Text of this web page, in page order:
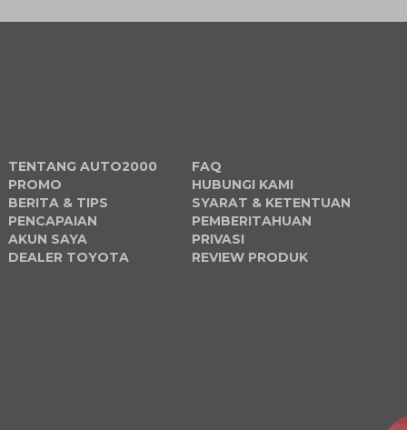
TENTANG AUTO2000
PROMO
BERITA & TIPS
PENCAPAIAN
AKUN SAYA
DEALER TOYOTA
FAQ
HUBUNGI KAMI
SYARAT & KETENTUAN
PEMBERITAHUAN
PRIVASI
REVIEW PRODUK